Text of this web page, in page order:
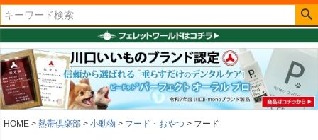
HOME 熱帯倶楽部 小動物 フード・おやつ フード